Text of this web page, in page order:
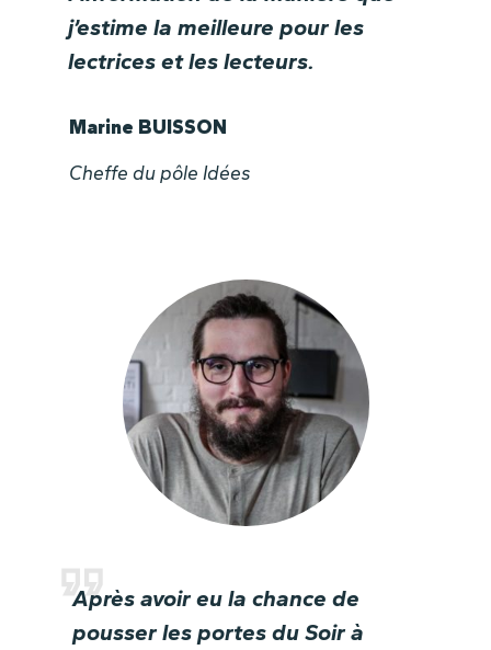
j’estime la meilleure pour les
lectrices et les lecteurs.
Marine BUISSON
Cheffe du pôle Idées
Après avoir eu la chance de
pousser les portes du Soir à